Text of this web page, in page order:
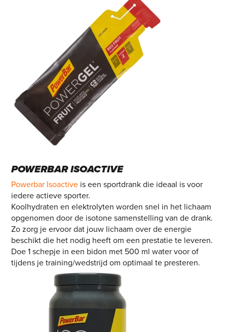
POWERBAR ISOACTIVE
Powerbar Isoactiveis een sportdrank die ideaal is voor
iedere actieve sporter.
Koolhydraten en elektrolyten worden snel in het lichaam
opgenomen door de isotone samenstelling van de drank.
Zo zorg je ervoor dat jouw lichaam over de energie
beschikt die het nodig heeft om een prestatie te leveren.
Doe 1 schepje in een bidon met 500 ml water voor of
tijdens je training/wedstrijd om optimaal te presteren.